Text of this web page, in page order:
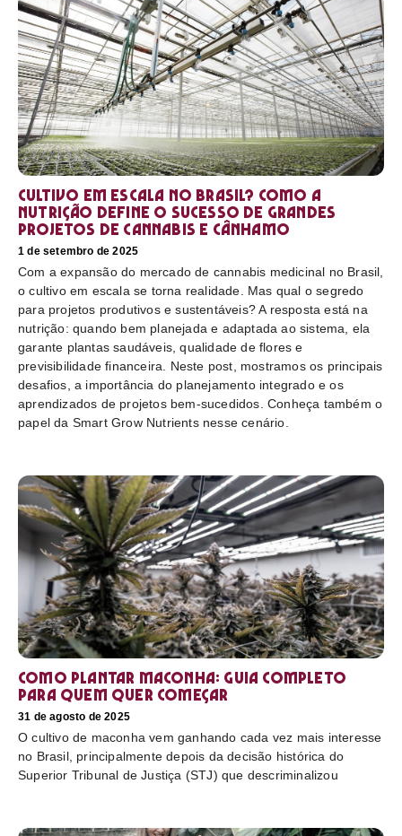
Cultivo em escala no Brasil? Como a
nutrição define o sucesso de grandes
projetos de cannabis e cânhamo
1 de setembro de 2025
Com a expansão do mercado de cannabis medicinal no Brasil,
o cultivo em escala se torna realidade. Mas qual o segredo
para projetos produtivos e sustentáveis? A resposta está na
nutrição: quando bem planejada e adaptada ao sistema, ela
garante plantas saudáveis, qualidade de flores e
previsibilidade financeira. Neste post, mostramos os principais
desafios, a importância do planejamento integrado e os
aprendizados de projetos bem-sucedidos. Conheça também o
papel da Smart Grow Nutrients nesse cenário.
Como plantar maconha: guia completo
para quem quer começar
31 de agosto de 2025
O cultivo de maconha vem ganhando cada vez mais interesse
no Brasil, principalmente depois da decisão histórica do
Superior Tribunal de Justiça (STJ) que descriminalizou